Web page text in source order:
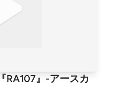
RA107』-アースカ